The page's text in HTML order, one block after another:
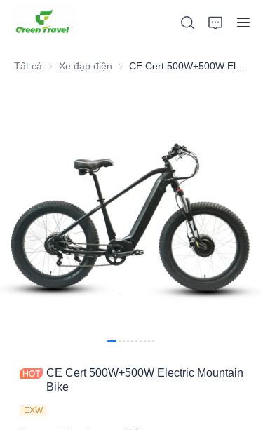
Tất cả Xe đạp điện Xe đạp điện
CE Cert 500W+500W Electric Mountain
Bike
EXW
Các sản phẩm
Giới thiệu về chúng tôi
Tin tức và hợp tác
Cơ sở sản xuất và quy trình